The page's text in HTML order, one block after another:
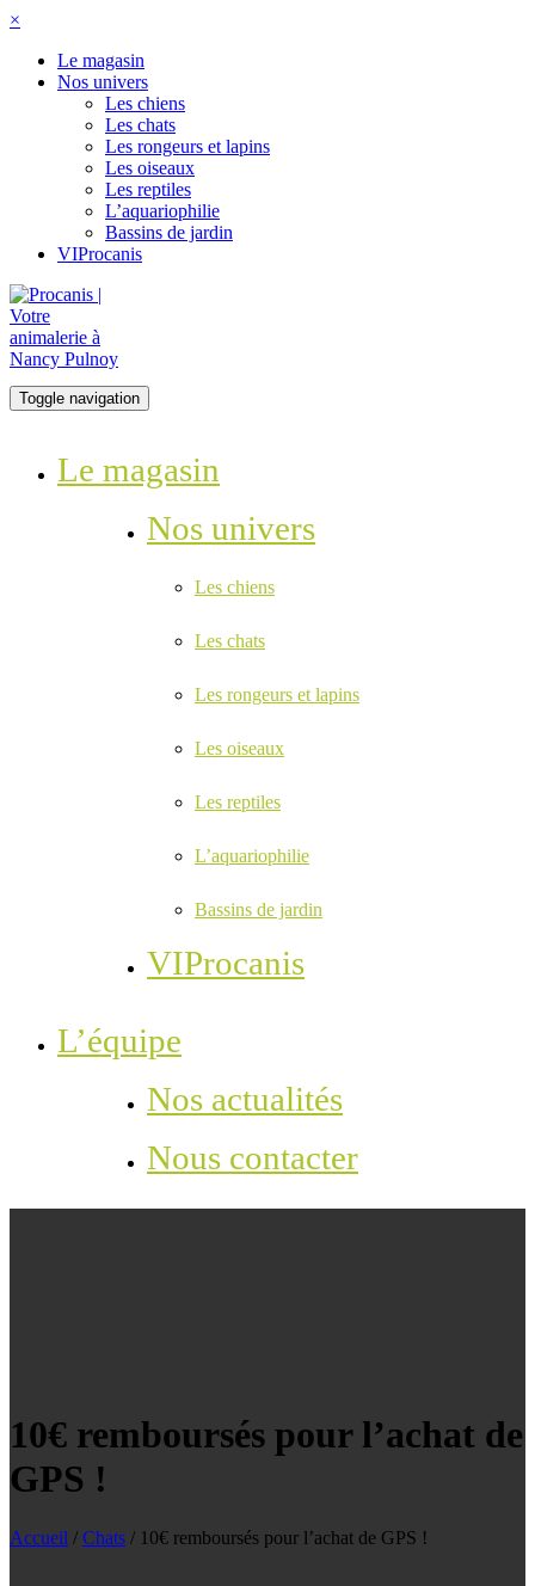
×
Le magasin
Nos univers
Les chiens
Les chats
Les rongeurs et lapins
Les oiseaux
Les reptiles
L’aquariophilie
Bassins de jardin
VIProcanis
Toggle navigation
Le magasin
Nos univers
Les chiens
Les chats
Les rongeurs et lapins
Les oiseaux
Les reptiles
L’aquariophilie
Bassins de jardin
VIProcanis
L’équipe
Nos actualités
Nous contacter
10€ remboursés pour l’achat de
GPS !
Accueil / Chats / 10€ remboursés pour l’achat de GPS !